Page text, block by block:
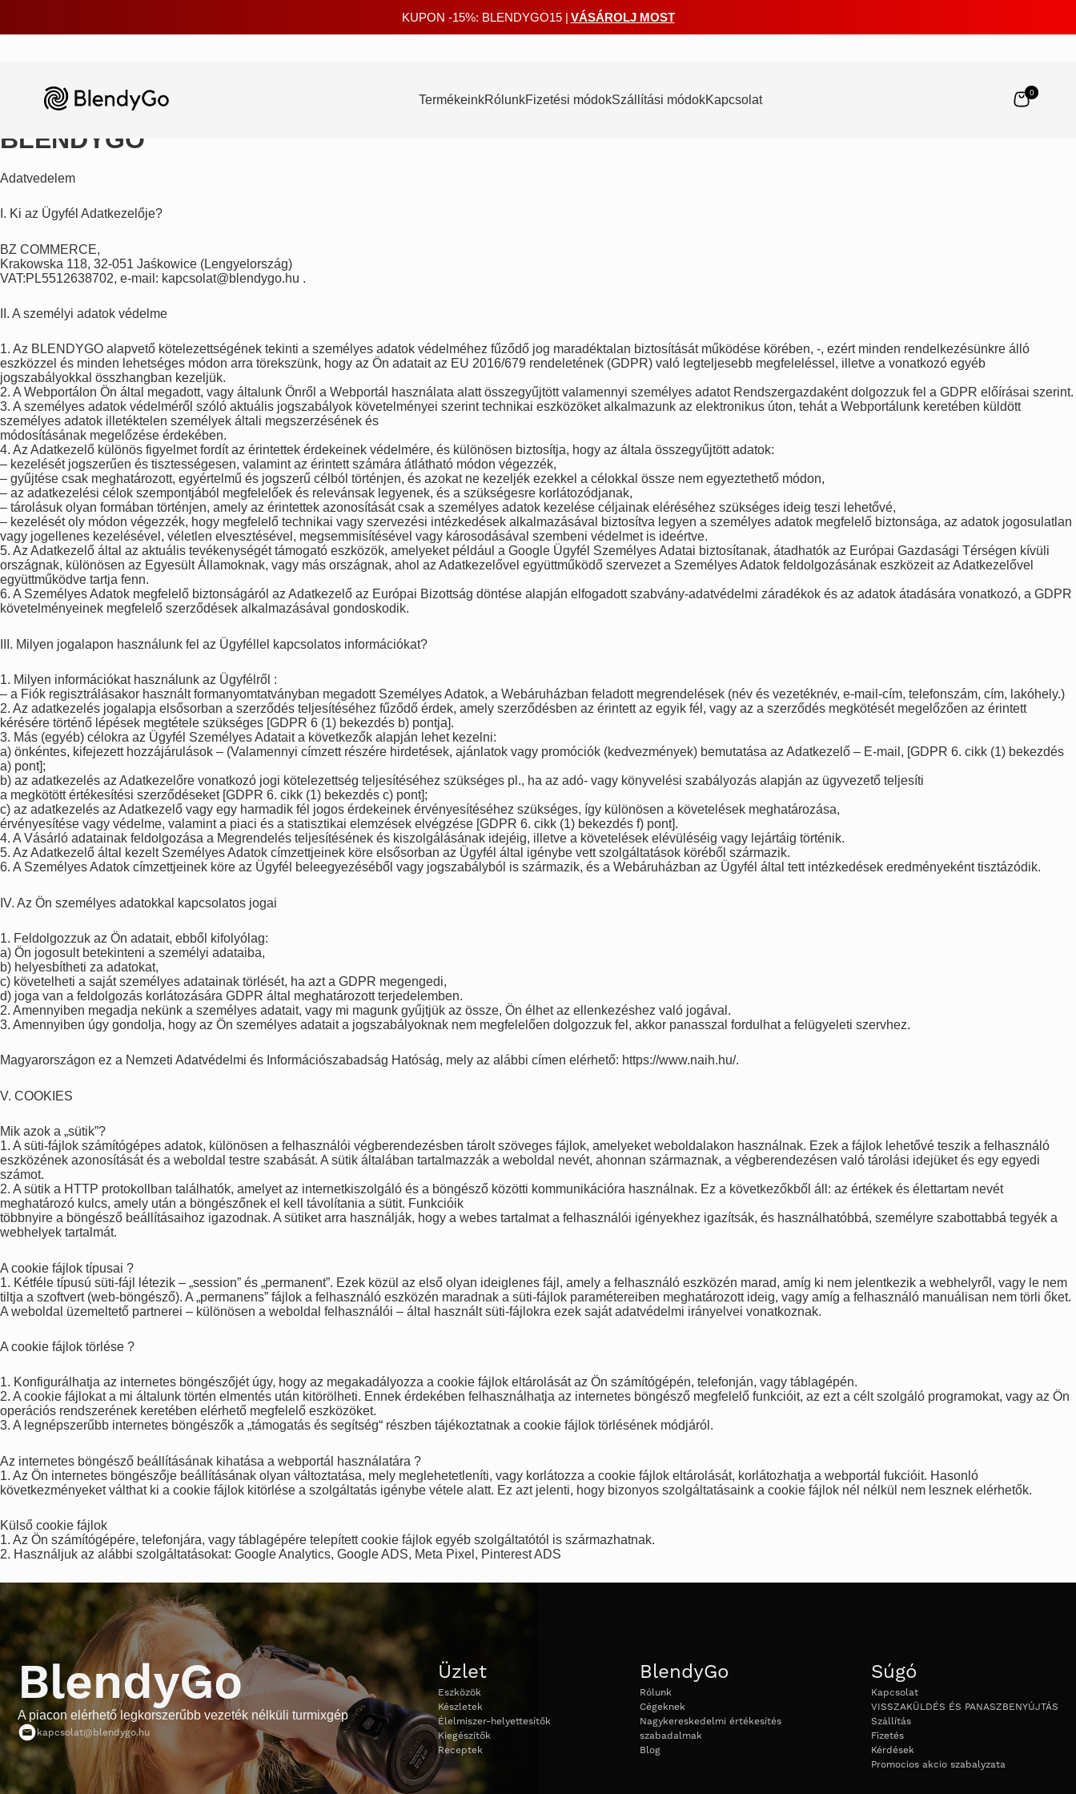
KUPON -15%: BLENDYGO15 | VÁSÁROLJ MOST
TermékeinkRólunkFizetési módokSzállítási módokKapcsolat
0
BLENDYGO
Adatvedelem
I. Ki az Ügyfél Adatkezelője?
BZ COMMERCE,
Krakowska 118, 32-051 Jaśkowice (Lengyelország)
VAT:PL5512638702, e-mail: kapcsolat@blendygo.hu .
II. A személyi adatok védelme
1. Az BLENDYGO alapvető kötelezettségének tekinti a személyes adatok védelméhez fűződő jog maradéktalan biztosítását működése körében, -, ezért minden rendelkezésünkre álló
eszközzel és minden lehetséges módon arra törekszünk, hogy az Ön adatait az EU 2016/679 rendeletének (GDPR) való legteljesebb megfeleléssel, illetve a vonatkozó egyéb
jogszabályokkal összhangban kezeljük.
2. A Webportálon Ön által megadott, vagy általunk Önről a Webportál használata alatt összegyűjtött valamennyi személyes adatot Rendszergazdaként dolgozzuk fel a GDPR előírásai szerint.
3. A személyes adatok védelméről szóló aktuális jogszabályok követelményei szerint technikai eszközöket alkalmazunk az elektronikus úton, tehát a Webportálunk keretében küldött
személyes adatok illetéktelen személyek általi megszerzésének és
módosításának megelőzése érdekében.
4. Az Adatkezelő különös figyelmet fordít az érintettek érdekeinek védelmére, és különösen biztosítja, hogy az általa összegyűjtött adatok:
– kezelését jogszerűen és tisztességesen, valamint az érintett számára átlátható módon végezzék,
– gyűjtése csak meghatározott, egyértelmű és jogszerű célból történjen, és azokat ne kezeljék ezekkel a célokkal össze nem egyeztethető módon,
– az adatkezelési célok szempontjából megfelelőek és relevánsak legyenek, és a szükségesre korlátozódjanak,
– tárolásuk olyan formában történjen, amely az érintettek azonosítását csak a személyes adatok kezelése céljainak eléréséhez szükséges ideig teszi lehetővé,
– kezelését oly módon végezzék, hogy megfelelő technikai vagy szervezési intézkedések alkalmazásával biztosítva legyen a személyes adatok megfelelő biztonsága, az adatok jogosulatlan
vagy jogellenes kezelésével, véletlen elvesztésével, megsemmisítésével vagy károsodásával szembeni védelmet is ideértve.
5. Az Adatkezelő által az aktuális tevékenységét támogató eszközök, amelyeket például a Google Ügyfél Személyes Adatai biztosítanak, átadhatók az Európai Gazdasági Térségen kívüli
országnak, különösen az Egyesült Államoknak, vagy más országnak, ahol az Adatkezelővel együttműködő szervezet a Személyes Adatok feldolgozásának eszközeit az Adatkezelővel
együttműködve tartja fenn.
6. A Személyes Adatok megfelelő biztonságáról az Adatkezelő az Európai Bizottság döntése alapján elfogadott szabvány-adatvédelmi záradékok és az adatok átadására vonatkozó, a GDPR
követelményeinek megfelelő szerződések alkalmazásával gondoskodik.
III. Milyen jogalapon használunk fel az Ügyféllel kapcsolatos információkat?
1. Milyen információkat használunk az Ügyfélről :
– a Fiók regisztrálásakor használt formanyomtatványban megadott Személyes Adatok, a Webáruházban feladott megrendelések (név és vezetéknév, e-mail-cím, telefonszám, cím, lakóhely.)
2. Az adatkezelés jogalapja elsősorban a szerződés teljesítéséhez fűződő érdek, amely szerződésben az érintett az egyik fél, vagy az a szerződés megkötését megelőzően az érintett
kérésére történő lépések megtétele szükséges [GDPR 6 (1) bekezdés b) pontja].
3. Más (egyéb) célokra az Ügyfél Személyes Adatait a következők alapján lehet kezelni:
a) önkéntes, kifejezett hozzájárulások – (Valamennyi címzett részére hirdetések, ajánlatok vagy promóciók (kedvezmények) bemutatása az Adatkezelő – E-mail, [GDPR 6. cikk (1) bekezdés
a) pont];
b) az adatkezelés az Adatkezelőre vonatkozó jogi kötelezettség teljesítéséhez szükséges pl., ha az adó- vagy könyvelési szabályozás alapján az ügyvezető teljesíti
a megkötött értékesítési szerződéseket [GDPR 6. cikk (1) bekezdés c) pont];
c) az adatkezelés az Adatkezelő vagy egy harmadik fél jogos érdekeinek érvényesítéséhez szükséges, így különösen a követelések meghatározása,
érvényesítése vagy védelme, valamint a piaci és a statisztikai elemzések elvégzése [GDPR 6. cikk (1) bekezdés f) pont].
4. A Vásárló adatainak feldolgozása a Megrendelés teljesítésének és kiszolgálásának idejéig, illetve a követelések elévüléséig vagy lejártáig történik.
5. Az Adatkezelő által kezelt Személyes Adatok címzettjeinek köre elsősorban az Ügyfél által igénybe vett szolgáltatások köréből származik.
6. A Személyes Adatok címzettjeinek köre az Ügyfél beleegyezéséből vagy jogszabályból is származik, és a Webáruházban az Ügyfél által tett intézkedések eredményeként tisztázódik.
IV. Az Ön személyes adatokkal kapcsolatos jogai
1. Feldolgozzuk az Ön adatait, ebből kifolyólag:
a) Ön jogosult betekinteni a személyi adataiba,
b) helyesbítheti za adatokat,
c) követelheti a saját személyes adatainak törlését, ha azt a GDPR megengedi,
d) joga van a feldolgozás korlátozására GDPR által meghatározott terjedelemben.
2. Amennyiben megadja nekünk a személyes adatait, vagy mi magunk gyűjtjük az össze, Ön élhet az ellenkezéshez való jogával.
3. Amennyiben úgy gondolja, hogy az Ön személyes adatait a jogszabályoknak nem megfelelően dolgozzuk fel, akkor panasszal fordulhat a felügyeleti szervhez.
Magyarországon ez a Nemzeti Adatvédelmi és Információszabadság Hatóság, mely az alábbi címen elérhető: https://www.naih.hu/.
V. COOKIES
Mik azok a „sütik”?
1. A süti-fájlok számítógépes adatok, különösen a felhasználói végberendezésben tárolt szöveges fájlok, amelyeket weboldalakon használnak. Ezek a fájlok lehetővé teszik a felhasználó
eszközének azonosítását és a weboldal testre szabását. A sütik általában tartalmazzák a weboldal nevét, ahonnan származnak, a végberendezésen való tárolási idejüket és egy egyedi
számot.
2. A sütik a HTTP protokollban találhatók, amelyet az internetkiszolgáló és a böngésző közötti kommunikációra használnak. Ez a következőkből áll: az értékek és élettartam nevét
meghatározó kulcs, amely után a böngészőnek el kell távolítania a sütit. Funkcióik
többnyire a böngésző beállításaihoz igazodnak. A sütiket arra használják, hogy a webes tartalmat a felhasználói igényekhez igazítsák, és használhatóbbá, személyre szabottabbá tegyék a
webhelyek tartalmát.
A cookie fájlok típusai ?
1. Kétféle típusú süti-fájl létezik – „session” és „permanent”. Ezek közül az első olyan ideiglenes fájl, amely a felhasználó eszközén marad, amíg ki nem jelentkezik a webhelyről, vagy le nem
tiltja a szoftvert (web-böngésző). A „permanens” fájlok a felhasználó eszközén maradnak a süti-fájlok paramétereiben meghatározott ideig, vagy amíg a felhasználó manuálisan nem törli őket.
A weboldal üzemeltető partnerei – különösen a weboldal felhasználói – által használt süti-fájlokra ezek saját adatvédelmi irányelvei vonatkoznak.
A cookie fájlok törlése ?
1. Konfigurálhatja az internetes böngészőjét úgy, hogy az megakadályozza a cookie fájlok eltárolását az Ön számítógépén, telefonján, vagy táblagépén.
2. A cookie fájlokat a mi általunk történ elmentés után kitörölheti. Ennek érdekében felhasználhatja az internetes böngésző megfelelő funkcióit, az ezt a célt szolgáló programokat, vagy az Ön
operációs rendszerének keretében elérhető megfelelő eszközöket.
3. A legnépszerűbb internetes böngészők a „támogatás és segítség“ részben tájékoztatnak a cookie fájlok törlésének módjáról.
Az internetes böngésző beállításának kihatása a webportál használatára ?
1. Az Ön internetes böngészője beállításának olyan változtatása, mely meglehetetleníti, vagy korlátozza a cookie fájlok eltárolását, korlátozhatja a webportál fukcióit. Hasonló
következményeket válthat ki a cookie fájlok kitörlése a szolgáltatás igénybe vétele alatt. Ez azt jelenti, hogy bizonyos szolgáltatásaink a cookie fájlok nél nélkül nem lesznek elérhetők.
Külső cookie fájlok
1. Az Ön számítógépére, telefonjára, vagy táblagépére telepített cookie fájlok egyéb szolgáltatótól is származhatnak.
2. Használjuk az alábbi szolgáltatásokat: Google Analytics, Google ADS, Meta Pixel, Pinterest ADS
BlendyGo
A piacon elérhető legkorszerűbb vezeték nélküli turmixgép
kapcsolat@blendygo.hu
Üzlet
Eszközök
Készletek
Élelmiszer-helyettesítők
Kiegészítők
Receptek
BlendyGo
Rólunk
Cégeknek
Nagykereskedelmi értékesítés
szabadalmak
Blog
Súgó
Kapcsolat
VISSZAKÜLDÉS ÉS PANASZBENYÚJTÁS
Szállítás
Fizetés
Kérdések
Promocios akcio szabalyzata